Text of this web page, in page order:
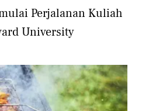
Perjalanan Kuliah
University